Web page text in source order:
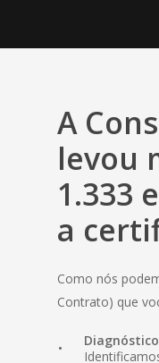
A
levou
1.333
a
Como nós
Contrato) que